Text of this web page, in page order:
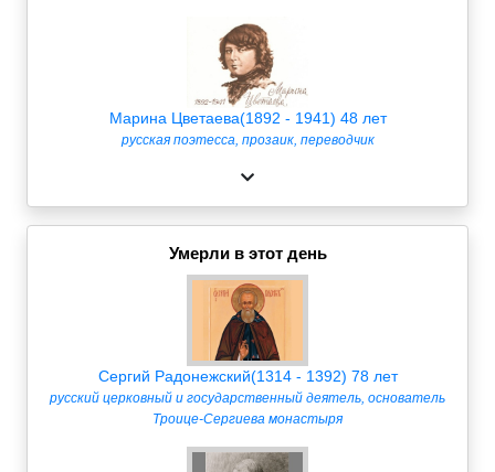
Марина Цветаева(1892 - 1941) 48 лет
русская поэтесса, прозаик, переводчик
Умерли в этот день
Сергий Радонежский(1314 - 1392) 78 лет
русский церковный и государственный деятель, основатель
Троице-Сергиева монастыря